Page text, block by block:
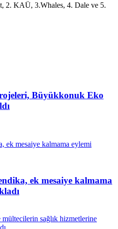
2. KAÜ, 3.Whales, 4. Dale ve 5.
Büyükkonuk Eko
ek mesaiye kalmama